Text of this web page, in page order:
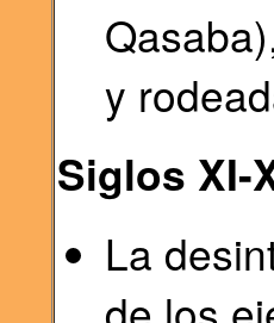
y
Siglos XI-
La